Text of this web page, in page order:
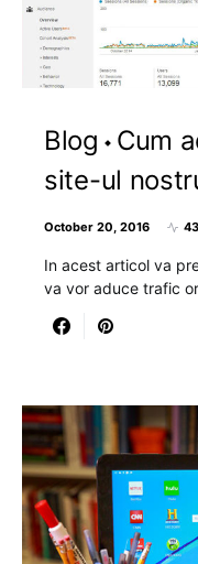
Blog
Cum
site-ul
October 20, 2016
In acest articol va
va vor aduce trafic